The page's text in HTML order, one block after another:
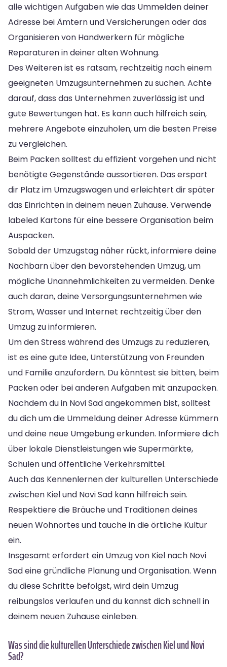
alle wichtigen Aufgaben wie das Ummelden deiner
Adresse bei Ämtern und Versicherungen oder das
Organisieren von Handwerkern für mögliche
Reparaturen in deiner alten Wohnung.
Des Weiteren ist es ratsam, rechtzeitig nach einem
geeigneten Umzugsunternehmen zu suchen. Achte
darauf, dass das Unternehmen zuverlässig ist und
gute Bewertungen hat. Es kann auch hilfreich sein,
mehrere Angebote einzuholen, um die besten Preise
zu vergleichen.
Beim Packen solltest du effizient vorgehen und nicht
benötigte Gegenstände aussortieren. Das erspart
dir Platz im Umzugswagen und erleichtert dir später
das Einrichten in deinem neuen Zuhause. Verwende
labeled Kartons für eine bessere Organisation beim
Auspacken.
Sobald der Umzugstag näher rückt, informiere deine
Nachbarn über den bevorstehenden Umzug, um
mögliche Unannehmlichkeiten zu vermeiden. Denke
auch daran, deine Versorgungsunternehmen wie
Strom, Wasser und Internet rechtzeitig über den
Umzug zu informieren.
Um den Stress während des Umzugs zu reduzieren,
ist es eine gute Idee, Unterstützung von Freunden
und Familie anzufordern. Du könntest sie bitten, beim
Packen oder bei anderen Aufgaben mit anzupacken.
Nachdem du in Novi Sad angekommen bist, solltest
du dich um die Ummeldung deiner Adresse kümmern
und deine neue Umgebung erkunden. Informiere dich
über lokale Dienstleistungen wie Supermärkte,
Schulen und öffentliche Verkehrsmittel.
Auch das Kennenlernen der kulturellen Unterschiede
zwischen Kiel und Novi Sad kann hilfreich sein.
Respektiere die Bräuche und Traditionen deines
neuen Wohnortes und tauche in die örtliche Kultur
ein.
Insgesamt erfordert ein Umzug von Kiel nach Novi
Sad eine gründliche Planung und Organisation. Wenn
du diese Schritte befolgst, wird dein Umzug
reibungslos verlaufen und du kannst dich schnell in
deinem neuen Zuhause einleben.
Was sind die kulturellen Unterschiede zwischen Kiel und Novi
Sad?